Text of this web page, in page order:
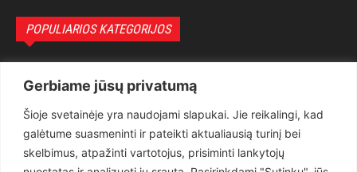
Gerbiame jūsų privatumą
Šioje svetainėje yra naudojami slapukai. Jie reikalingi, kad
galėtume suasmeninti ir pateikti aktualiausią turinį bei
skelbimus, atpažinti vartotojus, prisiminti lankytojų
POPULIARIOS KATEGORIJOS
Teisėsauga
1497
Aktualu